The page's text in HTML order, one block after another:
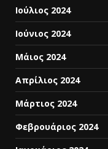
Ιούλιος 2024
Ιούνιος 2024
Μάιος 2024
Απρίλιος 2024
Μάρτιος 2024
Φεβρουάριος 2024